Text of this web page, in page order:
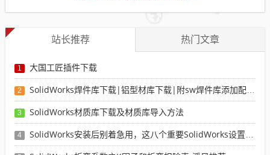
站长推荐 热门文章
1 大国工匠插件下载
2 SolidWorks焊件库下载|铝型材库下载|附sw焊件库添加配置使用教程
3 SolidWorks材质库下载及材质库导入方法
4 SolidWorks安装后别着急用，这八个重要SolidWorks设置可以提高你的画图效率